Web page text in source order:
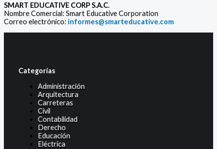
SMART EDUCATIVE CORP S.A.C.
Nombre Comercial: Smart Educative Corporation
Correo electrónico: informes@smarteducative.com
Categorías
Administración
Arquitectura
Carreteras
Civil
Contabilidad
Derecho
Educación
Eléctrica